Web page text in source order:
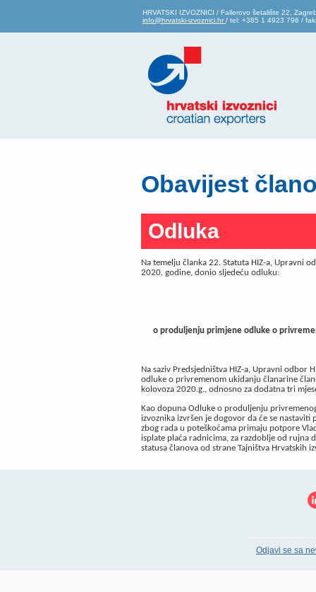
HRVATSKI IZVOZNICI / Fallerovo šetalište 22,
info@hrvatski-izvoznici.hr / tel: +385 1 4923 796 /
Obavijest
Odluka
Na temelju članka 22. Statuta HIZ-a, Upravni
2020. godine, donio sljedeću odluku:
o produljenju primjene odluke o
Na saziv Predsjedništva HIZ-a, Upravni
odluke o privremenom ukidanju članarine
kolovoza 2020.g., odnosno za dodatna tri
Kao dopuna Odluke o produljenju
izvoznika izvršen je dogovor da će se
zbog rada u poteškoćama primaju potpore
isplate plaća radnicima, za razdoblje od rujna
statusa članova od strane Tajništva Hrvatskih
Odjavi se sa